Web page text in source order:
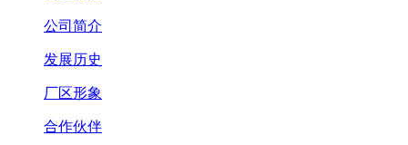
公司简介
发展历史
厂区形象
合作伙伴